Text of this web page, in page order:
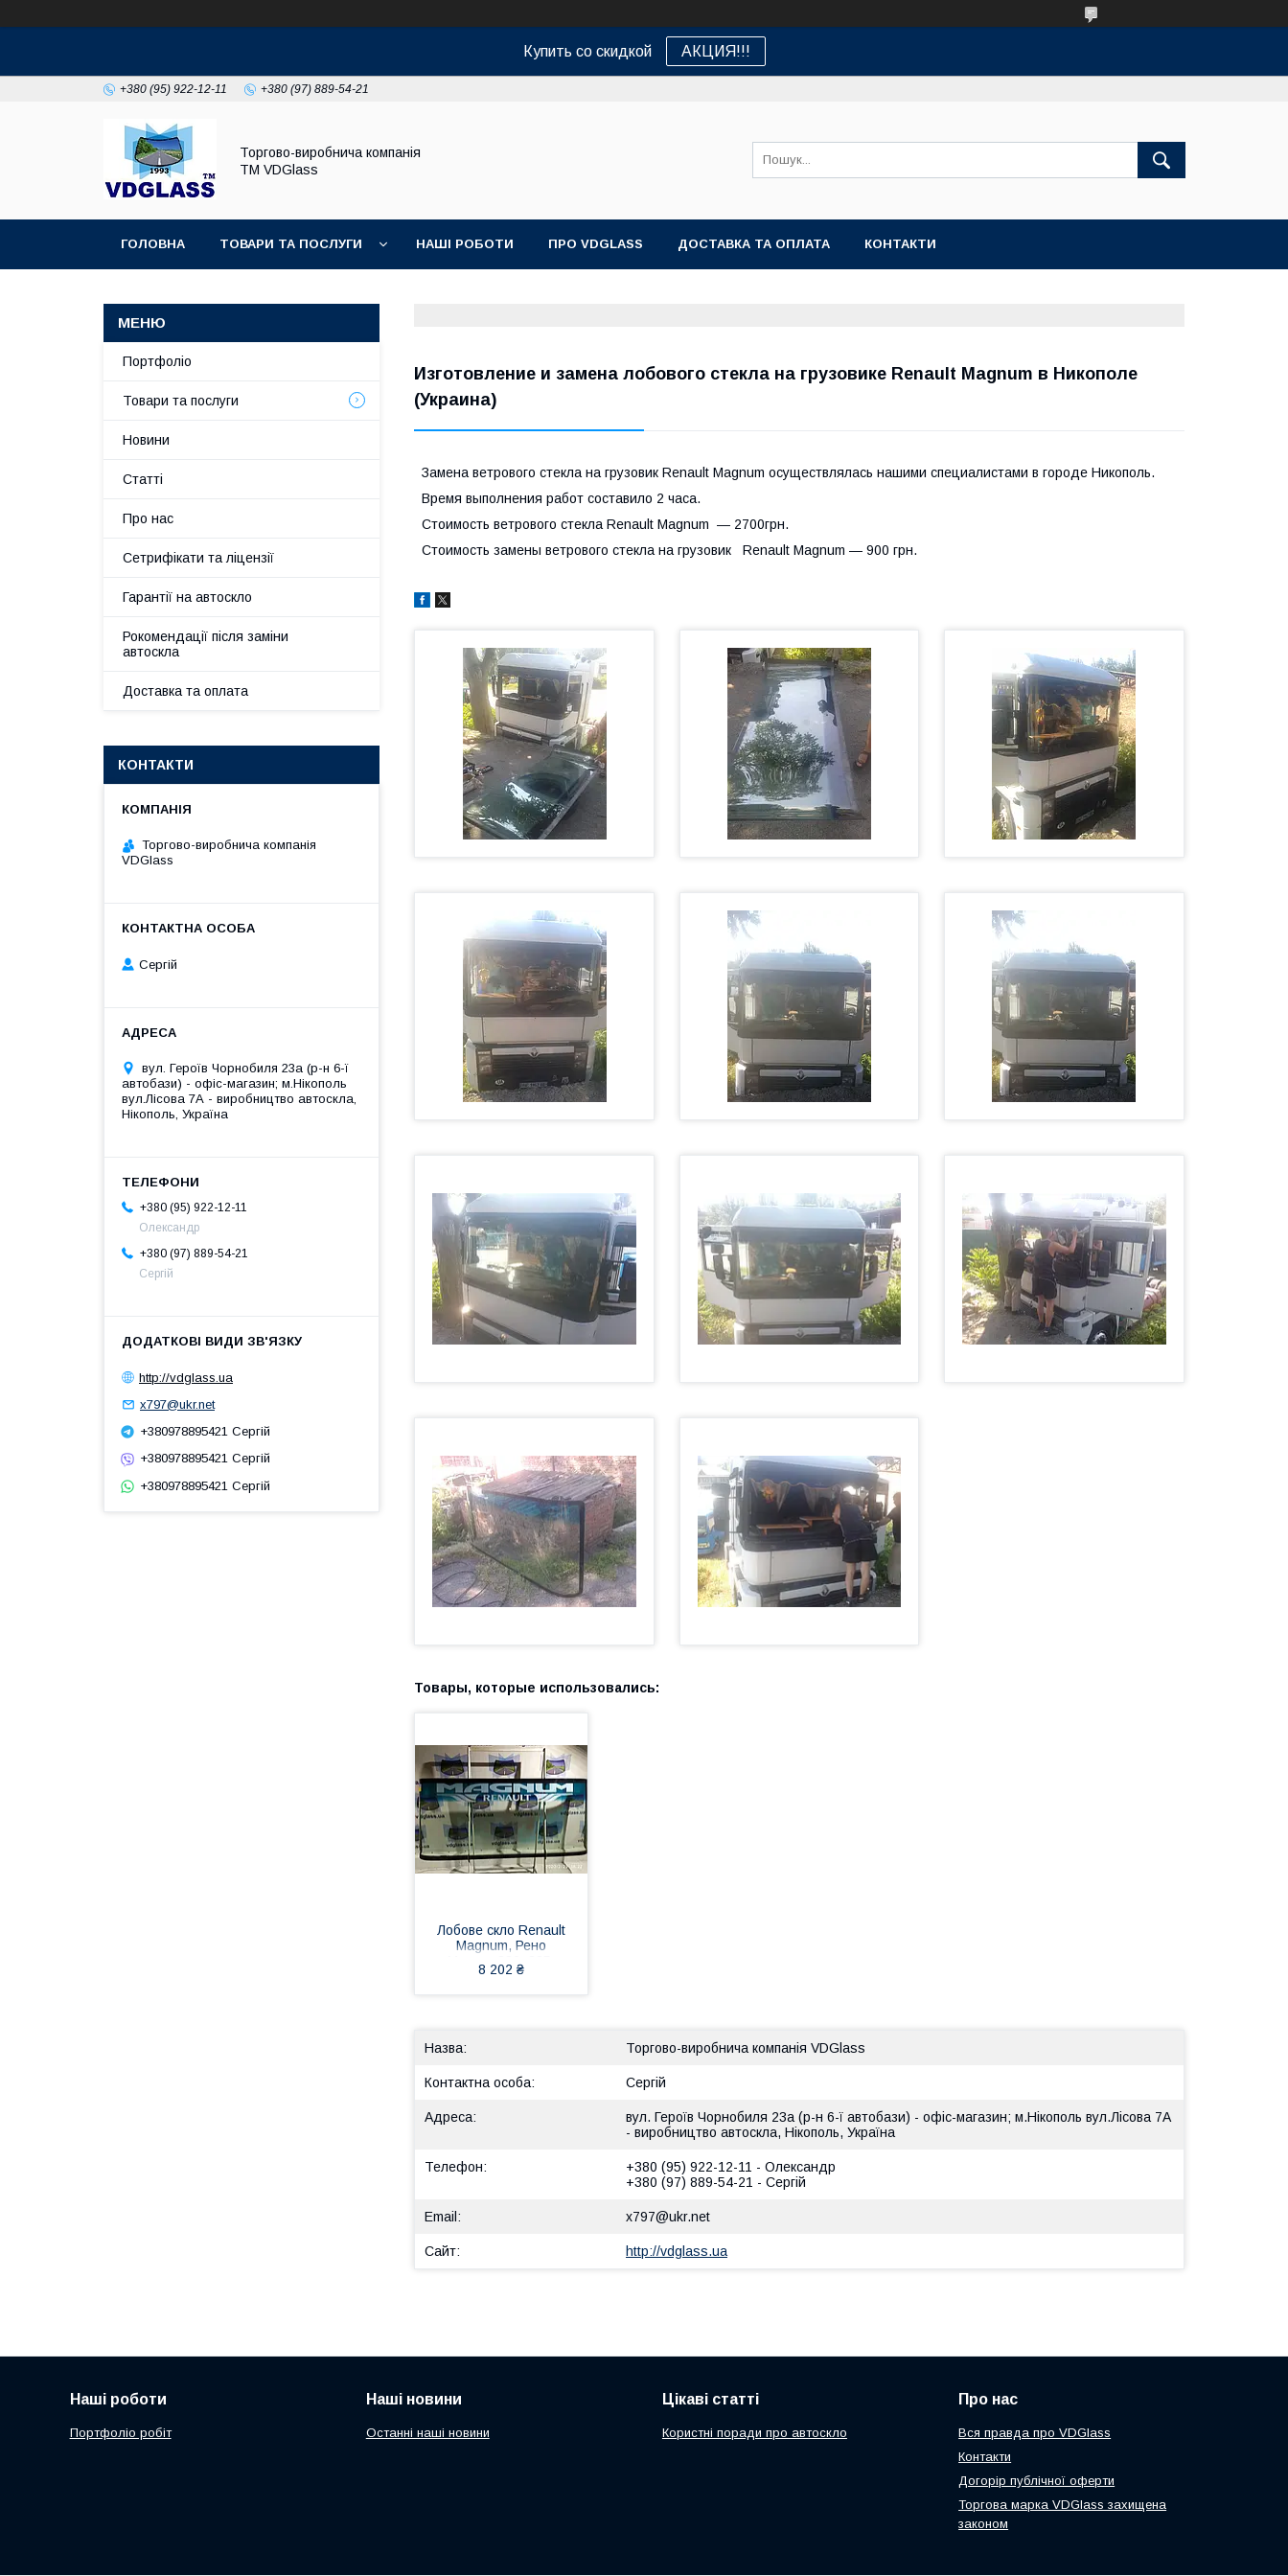
Купить со скидкой АКЦИЯ!!!
+380 (95) 922-12-11 +380 (97) 889-54-21
Торгово-виробнича компанія
ТМ VDGlass
ГОЛОВНА ТОВАРИ ТА ПОСЛУГИ НАШІ РОБОТИ ПРО VDGLASS ДОСТАВКА ТА ОПЛАТА КОНТАКТИ
Изготовление и замена лобового стекла на грузовике Renault Magnum в Никополе
(Украина)
Замена ветрового стекла на грузовик Renault Magnum осуществлялась нашими специалистами в городе Никополь.
Время выполнения работ составило 2 часа.
Стоимость ветрового стекла Renault Magnum ― 2700грн.
Стоимость замены ветрового стекла на грузовик Renault Magnum ― 900 грн.
Лобове скло Renault
Magnum, Рено
Магнум 380, 385,
390, 440, 480, 500,
8 202 ₴
Торгово-виробнича компанія VDGlass
Сергій
вул. Героїв Чорнобиля 23а (р-н 6-ї автобази) - офіс-магазин; м.Нікополь вул.Лісова 7А
- виробництво автоскла, Нікополь, Україна
+380 (95) 922-12-11
Олександр
+380 (97) 889-54-21
Сергій
x797@ukr.net
http://vdglass.ua
Портфоліо
Товари та послуги
Новини
Статті
Про нас
Сетрифікати та ліцензії
Гарантії на автоскло
Рокомендації після заміни
автоскла
Доставка та оплата
КОНТАКТИ
Торгово-виробнича компанія
VDGlass
Сергій
вул. Героїв Чорнобиля 23а (р-н 6-ї
автобази) - офіс-магазин; м.Нікополь
вул.Лісова 7А - виробництво автоскла,
Нікополь, Україна
+380 (95) 922-12-11
Олександр
+380 (97) 889-54-21
Сергій
http://vdglass.ua
x797@ukr.net
+380978895421 Сергій
+380978895421 Сергій
+380978895421 Сергій
Наші роботи
Портфоліо робіт
Наші новини
Останні наші новини
Цікаві статті
Користні поради про автоскло
Про нас
Вся правда про VDGlass
Контакти
Догорір публічної оферти
Торгова марка VDGlass захищена
законом